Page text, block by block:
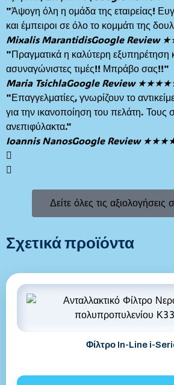
"Άψογη όλη η ομάδα της εταιρείας!
και έμπειροι σε όλο το κομμάτι της
Mixalis MarantidisGoogle Review
"Πραγματικά η καλύτερη εξυπηρέτηση
ασυναγώνιστες τιμές!! Μπράβο σας!!"
Maria TsichlaGoogle Review
"Επαγγελματίες, γνωρίζουν το
για την ικανοποίηση του πελάτη. Τους
ανεπιφύλακτα."
Ioannis NanosGoogle Review
Δείτε όλες τις
Σχετικά προϊόντα
Φίλτρο In-Line i-